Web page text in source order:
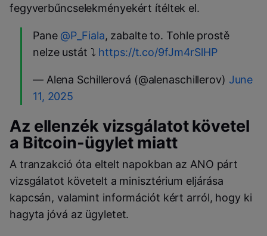
fegyverbűncselekményekért ítéltek el.
Pane @P_Fiala, zabalte to. Tohle prostě
nelze ustát ⤵️ https://t.co/9fJm4rSlHP
— Alena Schillerová (@alenaschillerov) June
11, 2025
Az ellenzék vizsgálatot követel
a Bitcoin-ügylet miatt
A tranzakció óta eltelt napokban az ANO párt
vizsgálatot követelt a minisztérium eljárása
kapcsán, valamint információt kért arról, hogy ki
hagyta jóvá az ügyletet.